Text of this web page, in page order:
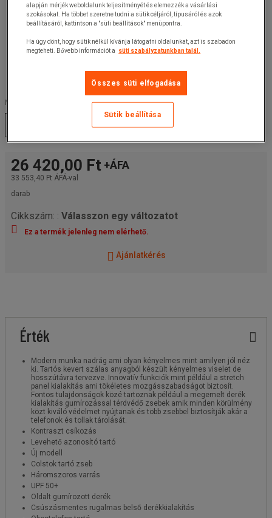
Méret :
42
26 420,00 Ft +ÁFA
33 553,40 Ft ÁFÁ-val
darab
Cikkszám: : Válasszon egy változatot
Ez a termék jelenleg nem elérhető.
Ajánlatkérés
Érték
Modern munka nadrág ami olyan kényelmes mint amilyen jól néz
ki. Tartós kevert szálas anyagból készült kényelmes viselet de
hosszútávra tervezve. Innovatív funkciók mint például a stretch
panel kialakítás ami tökéletes mozgásszabadságot biztosít.
Fontos tulajdonságok közé tartoznak például a megemelt derék
kialakítás gumírozással térdvédő zsebek amik minden körülmény
közt kiváló védelmet nyújtanak és több zsebbel biztosítják akár a
telefonok és tollak tárolását.
Kontraszt csíkozás
Levehető azonosító tartó
Új modell
Colstok tartó zseb
Háromszoros varrás
UPF 50+
Oldalt gumírozott derék
Csúszásmentes rugalmas belső derékkialakítás
alapján mérjék weboldalunk teljesítményét és elemezzék a vásárlási
szokásokat. Ha többet szeretne tudni a sütik céljáról, típusáról és azok
beállításáról, kattintson a "süti beállítások" menüpontra.
Ha úgy dönt, hogy sütik nélkül kívánja látogatni oldalunkat, azt is szabadon
megteheti. Bővebb információt a
süti szabályzatunkban talál.
Összes süti elfogadása
Sütik beállítása